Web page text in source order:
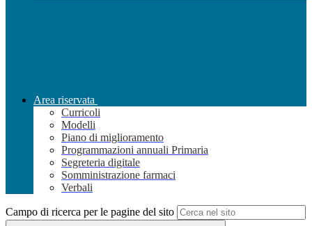
Area riservata
Curricoli
Modelli
Piano di miglioramento
Programmazioni annuali Primaria
Segreteria digitale
Somministrazione farmaci
Verbali
Campo di ricerca per le pagine del sito